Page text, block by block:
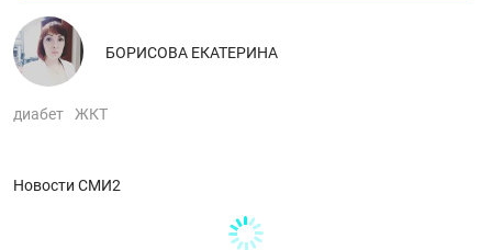
БОРИСОВА ЕКАТЕРИНА
диабет ЖКТ
Новости СМИ2